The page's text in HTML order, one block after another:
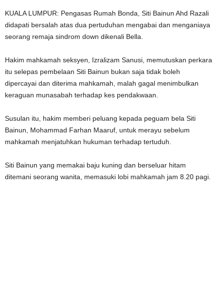
KUALA LUMPUR: Pengasas Rumah Bonda, Siti Bainun Ahd Razali
didapati bersalah atas dua pertuduhan mengabai dan menganiaya
seorang remaja sindrom down dikenali Bella.
Hakim mahkamah seksyen, Izralizam Sanusi, memutuskan perkara
itu selepas pembelaan Siti Bainun bukan saja tidak boleh
dipercayai dan diterima mahkamah, malah gagal menimbulkan
keraguan munasabah terhadap kes pendakwaan.
Susulan itu, hakim memberi peluang kepada peguam bela Siti
Bainun, Mohammad Farhan Maaruf, untuk merayu sebelum
mahkamah menjatuhkan hukuman terhadap tertuduh.
Siti Bainun yang memakai baju kuning dan berseluar hitam
ditemani seorang wanita, memasuki lobi mahkamah jam 8.20 pagi.